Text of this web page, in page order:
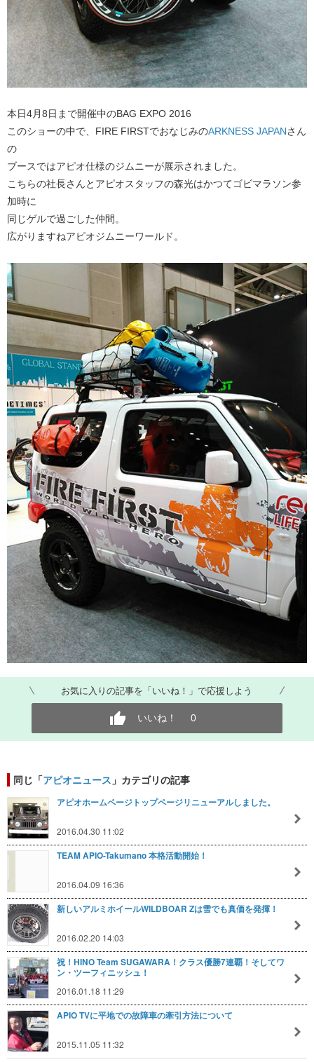
本日4月8日まで開催中のBAG EXPO 2016
このショーの中で、FIRE FIRSTでおなじみのARKNESS JAPANさん
の
ブースではアピオ仕様のジムニーが展示されました。
こちらの社長さんとアピオスタッフの森光はかつてゴビマラソン参
加時に
同じゲルで過ごした仲間。
広がりますねアピオジムニーワールド。
お気に入りの記事を「いいね！」で応援しよう
いいね！ 0
同じ「アピオニュース 」カテゴリの記事
アピオホームページトップページリニューアルしました。
2016.04.30 11:02
TEAM APIO-Takumano 本格活動開始！
2016.04.09 16:36
新しいアルミホイールWILDBOAR Zは雪でも真価を発揮！
2016.02.20 14:03
祝！HINO Team SUGAWARA！クラス優勝7連覇！そしてワ
ン・ツーフィニッシュ！
2016.01.18 11:29
APIO TVに平地での故障車の牽引方法について
2015.11.05 11:32